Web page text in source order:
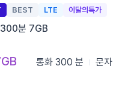
BEST LTE 이달의특가
분 7GB
통화 300 분 문자